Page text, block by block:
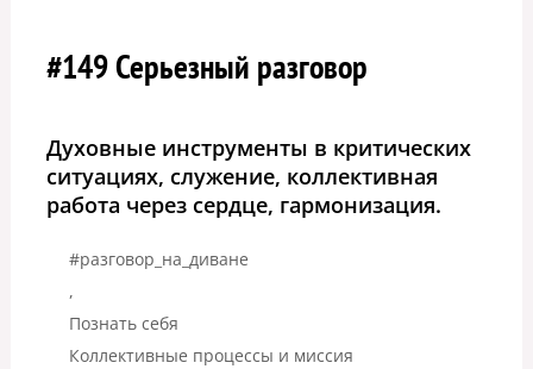
#149 Серьезный разговор
Духовные инструменты в критических
ситуациях, служение, коллективная
работа через сердце, гармонизация.
#разговор_на_диване
,
Познать себя
Коллективные процессы и миссия